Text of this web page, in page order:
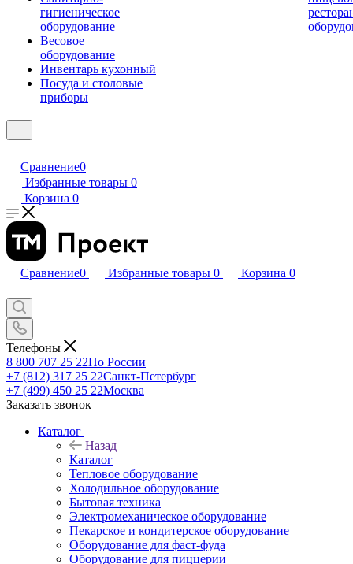
гигиеническое
оборудование
Весовое
оборудование
Инвентарь кухонный
Посуда и столовые
приборы
Сравнение0
Избранные товары 0
Корзина 0
Сравнение0 Избранные товары 0 Корзина 0
Телефоны
8 800 707 25 22По России
+7 (812) 317 25 22Санкт-Петербург
+7 (499) 450 25 22Москва
Заказать звонок
Каталог
Назад
Каталог
Тепловое оборудование
Холодильное оборудование
Бытовая техника
Электромеханическое оборудование
Пекарское и кондитерское оборудование
Оборудование для фаст-фуда
Оборудование для пиццерии